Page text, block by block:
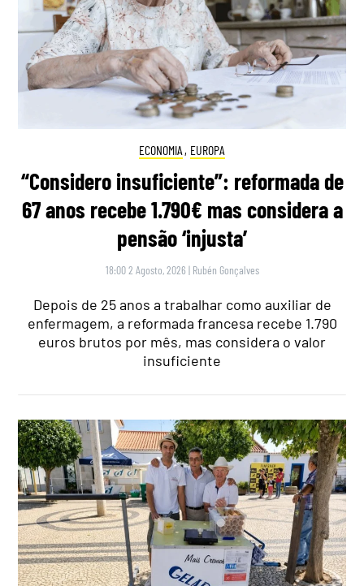
ECONOMIA , EUROPA
“Considero insuficiente”: reformada de
67 anos recebe 1.790€ mas considera a
pensão ‘injusta’
18:00 2 Agosto, 2026 | Rubén Gonçalves
Depois de 25 anos a trabalhar como auxiliar de
enfermagem, a reformada francesa recebe 1.790
euros brutos por mês, mas considera o valor
insuficiente